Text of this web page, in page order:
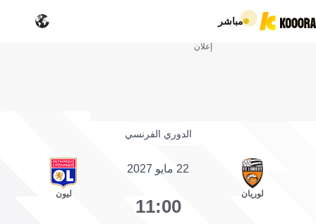
مباشر
إعلان
الدوري الفرنسي
لوريان
22 مايو 2027
11:00
ليون